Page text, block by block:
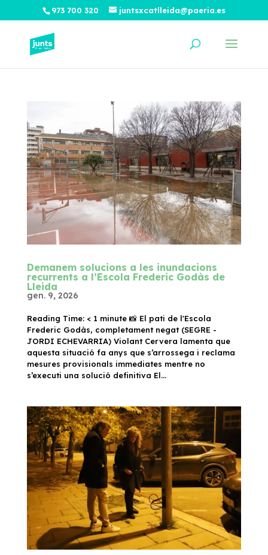
973 700 320 juntsxcatlleida@paeria.es
Demanem solucions a les inundacions
recurrents a l’Escola Frederic Godàs de
Lleida
gen. 9, 2026
Reading Time: < 1 minute 📸 El pati de l'Escola
Frederic Godàs, completament negat (SEGRE -
JORDI ECHEVARRIA) Violant Cervera lamenta que
aquesta situació fa anys que s’arrossega i reclama
mesures provisionals immediates mentre no
s’executi una solució definitiva El...